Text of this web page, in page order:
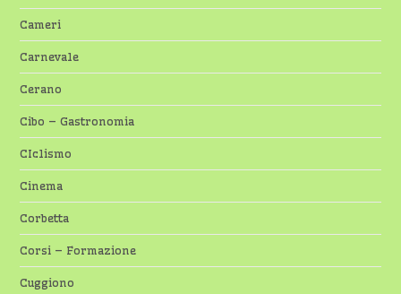
Cameri
Carnevale
Cerano
Cibo – Gastronomia
CIclismo
Cinema
Corbetta
Corsi – Formazione
Cuggiono